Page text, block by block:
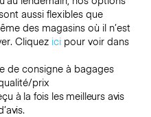
aussi flexibles que
des magasins où il n’est
Cliquez icipour voir dans
de consigne à bagages
prix
à la fois les meilleurs avis